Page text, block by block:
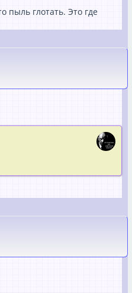
пыль глотать. Это где